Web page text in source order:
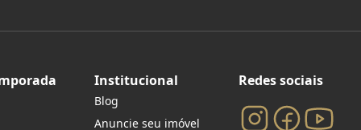
Institucional
Blog
Anuncie seu imóvel
Redes sociais